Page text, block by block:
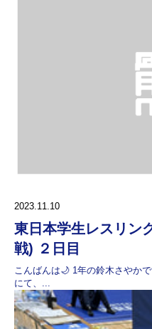
2023.11.10
東日本学生レスリン
戦) ２日目
こんばんは🌙‪ 1年の鈴木さやか
にて、...